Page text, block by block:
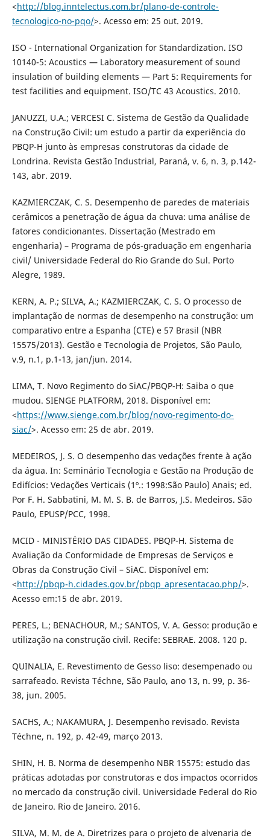
<http://blog.inntelectus.com.br/plano-de-controle-
tecnologico-no-pqo/>. Acesso em: 25 out. 2019.
ISO - International Organization for Standardization. ISO
10140-5: Acoustics — Laboratory measurement of sound
insulation of building elements — Part 5: Requirements for
test facilities and equipment. ISO/TC 43 Acoustics. 2010.
JANUZZI, U.A.; VERCESI C. Sistema de Gestão da Qualidade
na Construção Civil: um estudo a partir da experiência do
PBQP-H junto às empresas construtoras da cidade de
Londrina. Revista Gestão Industrial, Paraná, v. 6, n. 3, p.142-
143, abr. 2019.
KAZMIERCZAK, C. S. Desempenho de paredes de materiais
cerâmicos a penetração de água da chuva: uma análise de
fatores condicionantes. Dissertação (Mestrado em
engenharia) – Programa de pós-graduação em engenharia
civil/ Universidade Federal do Rio Grande do Sul. Porto
Alegre, 1989.
KERN, A. P.; SILVA, A.; KAZMIERCZAK, C. S. O processo de
implantação de normas de desempenho na construção: um
comparativo entre a Espanha (CTE) e 57 Brasil (NBR
15575/2013). Gestão e Tecnologia de Projetos, São Paulo,
v.9, n.1, p.1-13, jan/jun. 2014.
LIMA, T. Novo Regimento do SiAC/PBQP-H: Saiba o que
mudou. SIENGE PLATFORM, 2018. Disponível em:
<https://www.sienge.com.br/blog/novo-regimento-do-
siac/>. Acesso em: 25 de abr. 2019.
MEDEIROS, J. S. O desempenho das vedações frente à ação
da água. In: Seminário Tecnologia e Gestão na Produção de
Edifícios: Vedações Verticais (1º.: 1998:São Paulo) Anais; ed.
Por F. H. Sabbatini, M. M. S. B. de Barros, J.S. Medeiros. São
Paulo, EPUSP/PCC, 1998.
MCID - MINISTÉRIO DAS CIDADES. PBQP-H. Sistema de
Avaliação da Conformidade de Empresas de Serviços e
Obras da Construção Civil – SiAC. Disponível em:
<http://pbqp-h.cidades.gov.br/pbqp_apresentacao.php/>.
Acesso em:15 de abr. 2019.
PERES, L.; BENACHOUR, M.; SANTOS, V. A. Gesso: produção e
utilização na construção civil. Recife: SEBRAE. 2008. 120 p.
QUINALIA, E. Revestimento de Gesso liso: desempenado ou
sarrafeado. Revista Téchne, São Paulo, ano 13, n. 99, p. 36-
38, jun. 2005.
SACHS, A.; NAKAMURA, J. Desempenho revisado. Revista
Téchne, n. 192, p. 42-49, março 2013.
SHIN, H. B. Norma de desempenho NBR 15575: estudo das
práticas adotadas por construtoras e dos impactos ocorridos
no mercado da construção civil. Universidade Federal do Rio
de Janeiro. Rio de Janeiro. 2016.
SILVA, M. M. de A. Diretrizes para o projeto de alvenaria de